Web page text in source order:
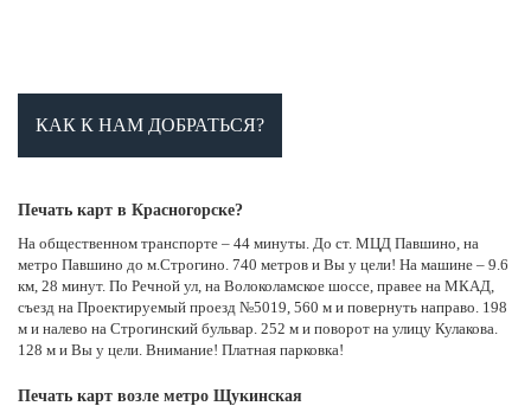
КАК К НАМ ДОБРАТЬСЯ?
Печать карт в Красногорске?
На общественном транспорте – 44 минуты. До ст. МЦД Павшино, на
метро Павшино до м.Строгино. 740 метров и Вы у цели! На машине – 9.6
км, 28 минут. По Речной ул, на Волоколамское шоссе, правее на МКАД,
съезд на Проектируемый проезд №5019, 560 м и повернуть направо. 198
м и налево на Строгинский бульвар. 252 м и поворот на улицу Кулакова.
128 м и Вы у цели. Внимание! Платная парковка!
Печать карт возле метро Щукинская